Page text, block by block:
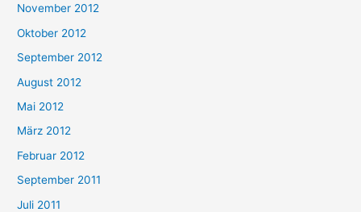
November 2012
Oktober 2012
September 2012
August 2012
Mai 2012
März 2012
Februar 2012
September 2011
Juli 2011